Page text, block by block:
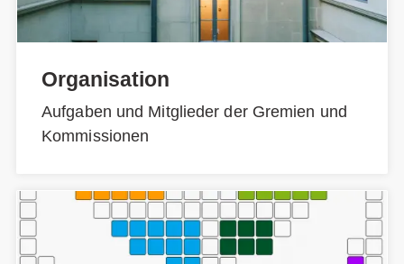
Organisation
Aufgaben und Mitglieder der Gremien und
Kommissionen